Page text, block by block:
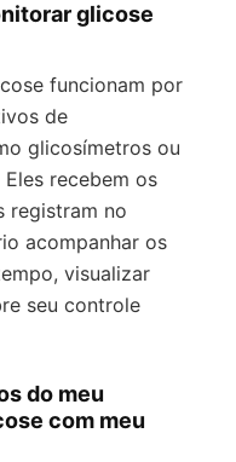
glicose
funcionam por
de
glicosímetros ou
recebem os
registram no
acompanhar os
visualizar
seu controle
do meu
com meu